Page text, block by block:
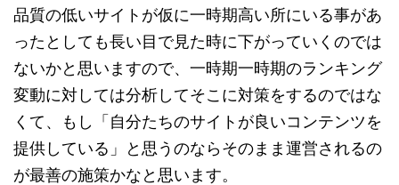
品質の低いサイトが仮に一時期高い所にいる事があ
ったとしても長い目で見た時に下がっていくのでは
ないかと思いますので、一時期一時期のランキング
変動に対しては分析してそこに対策をするのではな
くて、もし「自分たちのサイトが良いコンテンツを
提供している」と思うのならそのまま運営されるの
が最善の施策かなと思います。